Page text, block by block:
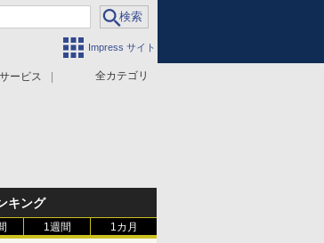
Impress サイト
全カテゴリ
ービス
キング
1週間 1カ月